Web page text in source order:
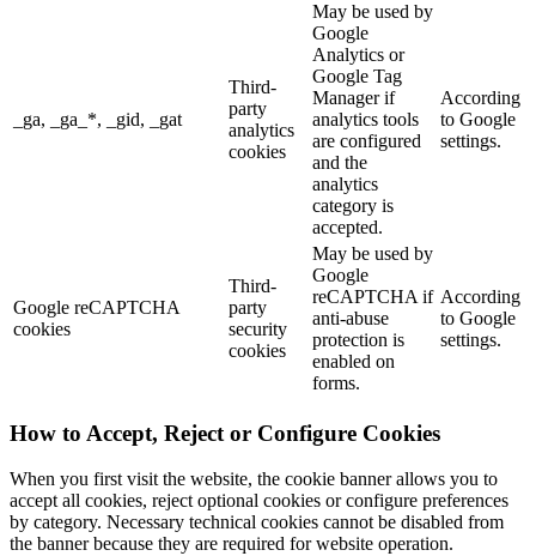
_ga, _ga_*, _gid, _gat
Third-
party
analytics
cookies
May be used by
Google
Analytics or
Google Tag
Manager if
analytics tools
are configured
and the
analytics
category is
accepted.
According
to Google
settings.
Google reCAPTCHA
cookies
Third-
party
security
cookies
May be used by
Google
reCAPTCHA if
anti-abuse
protection is
enabled on
forms.
According
to Google
settings.
How to Accept, Reject or Configure Cookies
When you first visit the website, the cookie banner allows you to
accept all cookies, reject optional cookies or configure preferences
by category. Necessary technical cookies cannot be disabled from
the banner because they are required for website operation.